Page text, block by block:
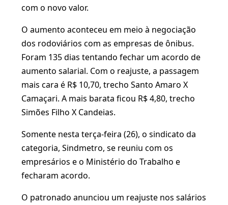
com o novo valor.
O aumento aconteceu em meio à negociação
dos rodoviários com as empresas de ônibus.
Foram 135 dias tentando fechar um acordo de
aumento salarial. Com o reajuste, a passagem
mais cara é R$ 10,70, trecho Santo Amaro X
Camaçari. A mais barata ficou R$ 4,80, trecho
Simões Filho X Candeias.
Somente nesta terça-feira (26), o sindicato da
categoria, Sindmetro, se reuniu com os
empresários e o Ministério do Trabalho e
fecharam acordo.
O patronado anunciou um reajuste nos salários